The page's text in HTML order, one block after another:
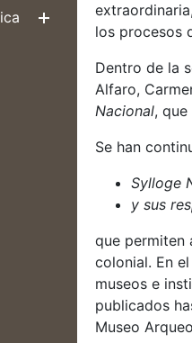
Mostrar/
los procesos
Dentro de la
Alfaro,
Nacional,
Se han
Sylloge
y sus
que permiten
colonial. En
museos e
publicados
Museo